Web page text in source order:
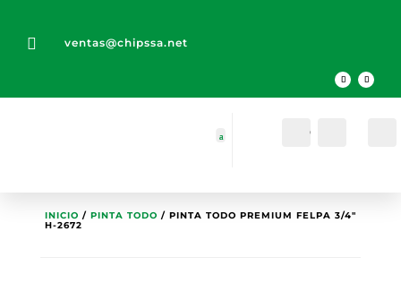
 ventas@chipssa.net
Cuenta
INICIO / PINTA TODO / PINTA TODO PREMIUM FELPA 3/4″
H-2672